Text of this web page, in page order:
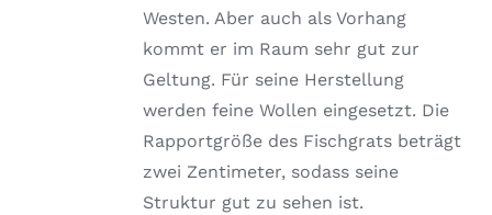
PRODUKTSEITEWesten. Aber auch als Vorhang
kommt er im Raum sehr gut zur
Geltung. Für seine Herstellung
werden feine Wollen eingesetzt. Die
Rapportgröße des Fischgrats beträgt
zwei Zentimeter, sodass seine
Struktur gut zu sehen ist.